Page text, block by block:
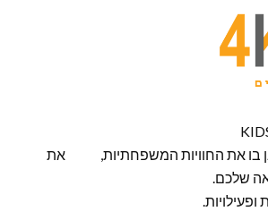
בו את החוויות המשפחתיות, את
שלכם.